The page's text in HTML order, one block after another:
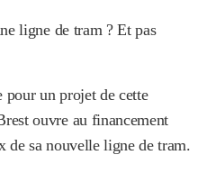
ligne de tram ? Et pas
pour un projet de cette
ouvre au financement
de sa nouvelle ligne de tram.